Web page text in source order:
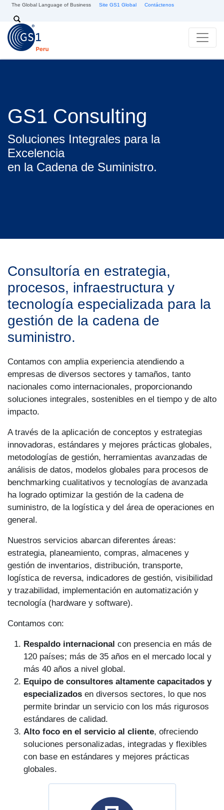
Pasar al contenido principal
The Global Language of Business Site GS1 Global Contáctenos
Search
GS1 Consulting
Soluciones Integrales para la
Excelencia
en la Cadena de Suministro.
Consultoría en estrategia,
procesos, infraestructura y
tecnología especializada para la
gestión de la cadena de
suministro.
Contamos con amplia experiencia atendiendo a
empresas de diversos sectores y tamaños, tanto
nacionales como internacionales, proporcionando
soluciones integrales, sostenibles en el tiempo y de alto
impacto.
A través de la aplicación de conceptos y estrategias
innovadoras, estándares y mejores prácticas globales,
metodologías de gestión, herramientas avanzadas de
análisis de datos, modelos globales para procesos de
benchmarking cualitativos y tecnologías de avanzada
ha logrado optimizar la gestión de la cadena de
suministro, de la logística y del área de operaciones en
general.
Nuestros servicios abarcan diferentes áreas:
estrategia, planeamiento, compras, almacenes y
gestión de inventarios, distribución, transporte,
logística de reversa, indicadores de gestión, visibilidad
y trazabilidad, implementación en automatización y
tecnología (hardware y software).
Contamos con:
Respaldo internacional con presencia en más de
120 países; más de 35 años en el mercado local y
más 40 años a nivel global.
Equipo de consultores altamente capacitados y
especializados en diversos sectores, lo que nos
permite brindar un servicio con los más rigurosos
estándares de calidad.
Alto foco en el servicio al cliente, ofreciendo
soluciones personalizadas, integradas y flexibles
con base en estándares y mejores prácticas
globales.